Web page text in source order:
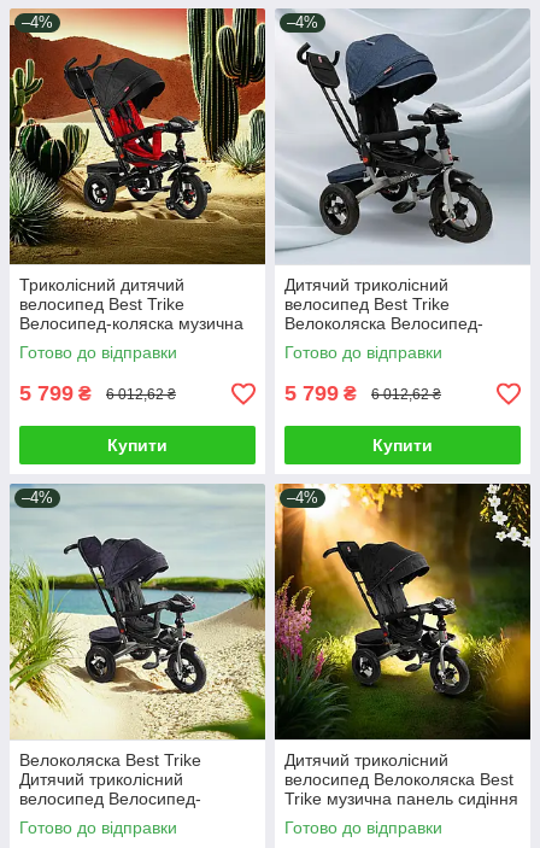
–4%
Триколісний дитячий
велосипед Best Trike
Велосипед-коляска музична
панель сидіння 360° ручка
Велоколяска
Готово до відправки
5 799 ₴ 6 012,62 ₴
Купити
–4%
Дитячий триколісний
велосипед Best Trike
Велоколяска Велосипед-
коляска ручка музична
панель сидіння 360°
Готово до відправки
5 799 ₴ 6 012,62 ₴
Купити
–4%
Велоколяска Best Trike
Дитячий триколісний
велосипед Велосипед-
коляска музична панель
сидіння 360° ручка
Готово до відправки
–4%
Дитячий триколісний
велосипед Велоколяска Best
Trike музична панель сидіння
360° ручка Велосипед-
коляска
Готово до відправки